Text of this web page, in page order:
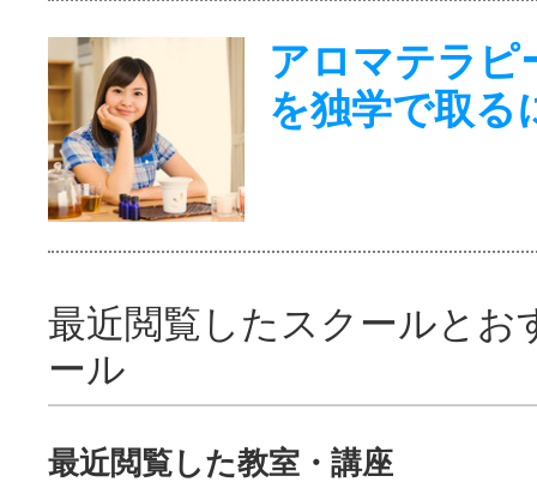
アロマテラピ
を独学で取る
最近閲覧したスクールとお
ール
最近閲覧した教室・講座